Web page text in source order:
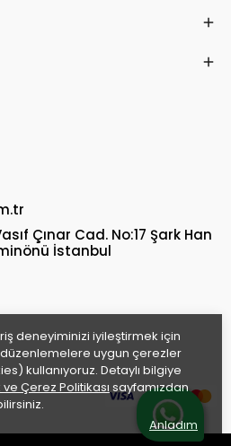
deneyiminizi iyileştirmek için
uygun çerezler
kullanıyoruz. Detaylı bilgiye
ve Çerez Politikası sayfamızdan
Anladım
Çınar Cad. No:17 Şark Han
İstanbul